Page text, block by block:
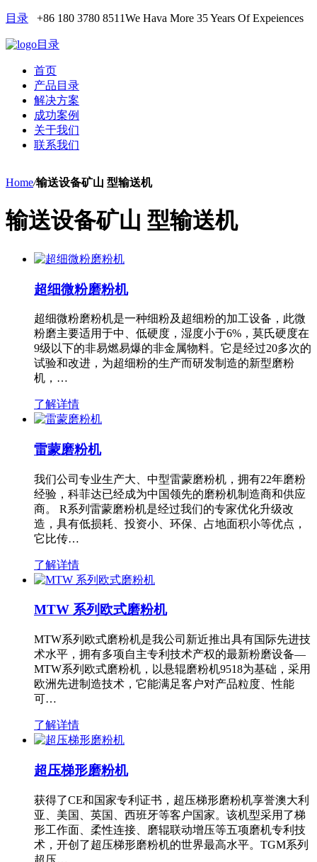
目录 +86 180 3780 8511We Hava More 35 Years Of Expeiences
目录
首页
产品目录
解决方案
成功案例
关于我们
联系我们
Home/输送设备矿山 型输送机
输送设备矿山 型输送机
超细微粉磨粉机
超细微粉磨粉机是一种细粉及超细粉的加工设备，此微
粉磨主要适用于中、低硬度，湿度小于6%，莫氏硬度在
9级以下的非易燃易爆的非金属物料。它是经过20多次的
试验和改进，为超细粉的生产而研发制造的新型磨粉
机，…
了解详情
雷蒙磨粉机
我们公司专业生产大、中型雷蒙磨粉机，拥有22年磨粉
经验，科菲达已经成为中国领先的磨粉机制造商和供应
商。 R系列雷蒙磨粉机是经过我们的专家优化升级改
造，具有低损耗、投资小、环保、占地面积小等优点，
它比传…
了解详情
MTW 系列欧式磨粉机
MTW系列欧式磨粉机是我公司新近推出具有国际先进技
术水平，拥有多项自主专利技术产权的最新粉磨设备—
MTW系列欧式磨粉机，以悬辊磨粉机9518为基础，采用
欧洲先进制造技术，它能满足客户对产品粒度、性能
可…
了解详情
超压梯形磨粉机
获得了CE和国家专利证书，超压梯形磨粉机享誉澳大利
亚、美国、英国、西班牙等客户国家。该机型采用了梯
形工作面、柔性连接、磨辊联动增压等五项磨机专利技
术，开创了超压梯形磨粉机的世界最高水平。TGM系列
超压…